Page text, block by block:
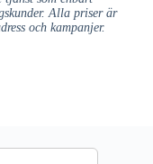
Alla priser är
och kampanjer.